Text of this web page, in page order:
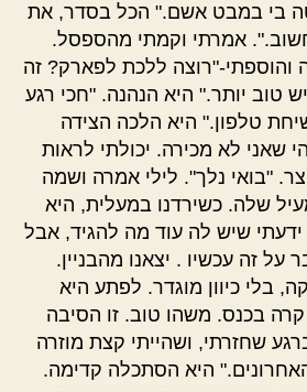
בי במבט אשם." הכל בסדר, את
אמרתי וקמתי מהספסל.
והוספתי-"רוצה ללכת לפארק? זה
טוב יותר." היא הנהנה. "חכי רגע
טלפון." היא הלכה הצידה
שאני לא מכירה. יכולתי לראות
"בואי נלך". לילי אמרה ושמה
שלה. כשירדנו במעלית, היא
ידעתי שיש לה עוד מה להגיד, אבל
זה עכשיו . יצאנו מהבניין.
בלי כיוון מוגדר. לפתע היא
בכנס. משהו טוב. זו הסיבה
שחזרתי, ושהייתי קצת מוזרה
היא הסתכלה קדימה.